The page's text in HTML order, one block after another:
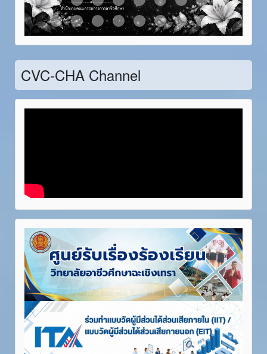
Item 21Item 22Item 23Item 24Item 25Item 26Item 27Item 28
CVC-CHA Channel